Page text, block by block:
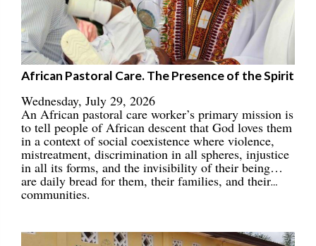
African Pastoral Care. The Presence of the Spirit
Wednesday, July 29, 2026
An African pastoral care worker’s primary mission is
to tell people of African descent that God loves them
in a context of social coexistence where violence,
mistreatment, discrimination in all spheres, injustice
in all its forms, and the invisibility of their being…
are daily bread for them, their families, and their
communities.